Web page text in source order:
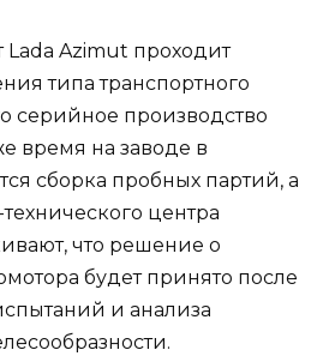
Azimut проходит
типа транспортного
серийное производство
время на заводе в
сборка пробных партий, а
центра
что решение о
будет принято после
и анализа